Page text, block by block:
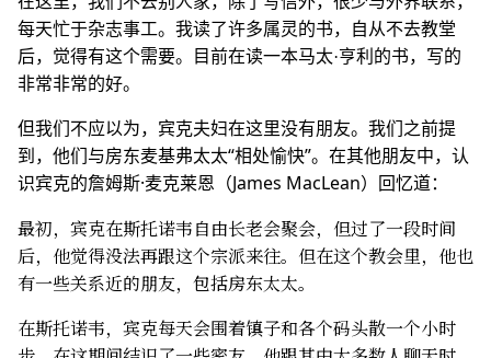
每天忙于杂志事工。我读了许多属灵的书，自从不去教堂
后，觉得有这个需要。目前在读一本马太·亨利的书，写的
非常非常的好。
但我们不应以为，宾克夫妇在这里没有朋友。我们之前提
到，他们与房东麦基弗太太“相处愉快”。在其他朋友中，认
识宾克的詹姆斯·麦克莱恩（James MacLean）回忆道：
最初，宾克在斯托诺韦自由长老会聚会，但过了一段时间
后，他觉得没法再跟这个宗派来往。但在这个教会里，他也
有一些关系近的朋友，包括房东太太。
在斯托诺韦，宾克每天会围着镇子和各个码头散一个小时